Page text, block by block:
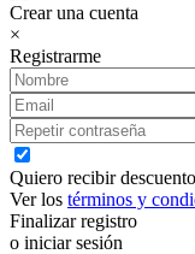
Crear una cuenta
×
Registrarme
Quiero recibir
Ver los términos y
Finalizar registro
o iniciar sesión